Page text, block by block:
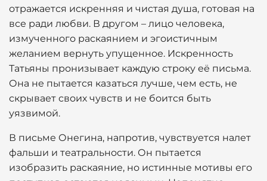
отражается искренняя и чистая душа, готовая на
все ради любви. В другом – лицо человека,
измученного раскаянием и эгоистичным
желанием вернуть упущенное. Искренность
Татьяны пронизывает каждую строку её письма.
Она не пытается казаться лучше, чем есть, не
скрывает своих чувств и не боится быть
уязвимой.
В письме Онегина, напротив, чувствуется налет
фальши и театральности. Он пытается
изобразить раскаяние, но истинные мотивы его